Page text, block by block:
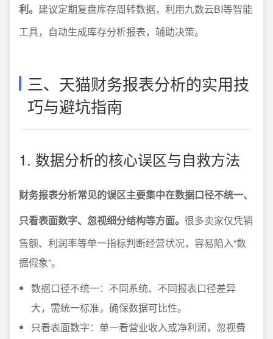
利。 建议定期复盘库存周转数据，利用九数云BI等智能
工具，自动生成库存分析报表，辅助决策。
三、天猫财务报表分析的实用技
巧与避坑指南
1. 数据分析的核心误区与自救方法
财务报表分析常见的误区主要集中在数据口径不统一、
只看表面数字、忽视细分结构等方面。 很多卖家仅凭销
售额、利润率等单一指标判断经营状况，容易陷入“数
据假象”。
数据口径不统一：不同系统、不同报表口径差异
大，需统一标准，确保数据可比性。
只看表面数字：单一看营业收入或净利润，忽视费